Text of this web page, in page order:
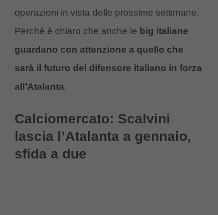
operazioni in vista delle prossime settimane.
Perché è chiaro che anche le big italiane
guardano con attenzione a quello che
sarà il futuro del difensore italiano in forza
all’Atalanta.
Calciomercato: Scalvini
lascia l’Atalanta a gennaio,
sfida a due